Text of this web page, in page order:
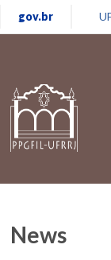
gov.br
News